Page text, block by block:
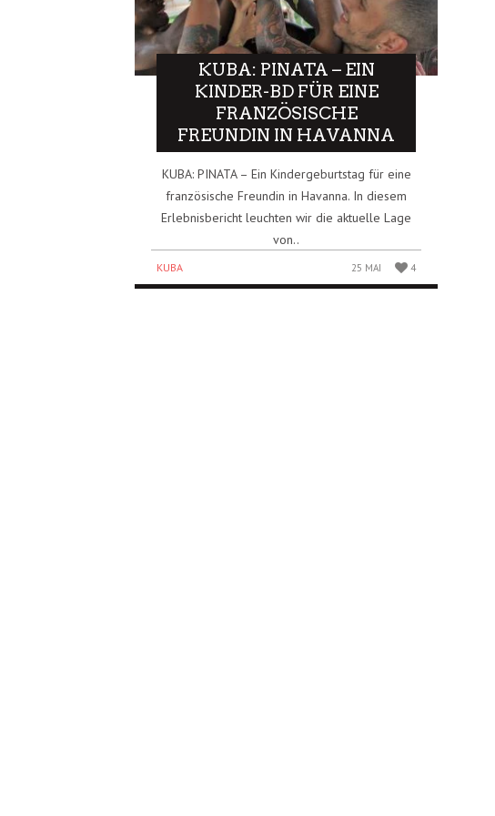
KUBA: PINATA – EIN
KINDER-BD FÜR EINE
FRANZÖSISCHE
FREUNDIN IN HAVANNA
KUBA: PINATA – Ein Kindergeburtstag für eine
französische Freundin in Havanna. In diesem
Erlebnisbericht leuchten wir die aktuelle Lage
von..
KUBA 25 MAI 4